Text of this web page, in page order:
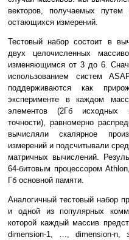
векторов, получаемых путем
остающихся измерений.
Тестовый набор состоит в
двух целочисленных
изменяющимся от 3 до 6.
использованием систем
поддерживаются как
эксперименте в каждом
элементов (2Гб исходных
точности), равномерно
вычисляли скалярное
измерений и подсчитывали
матричных вычислений.
64-битовым процессором
Гб основной памяти.
Аналогичный тестовый набор
и одной из популярных
которой каждый массив
dimension-1, …, dimension-n,